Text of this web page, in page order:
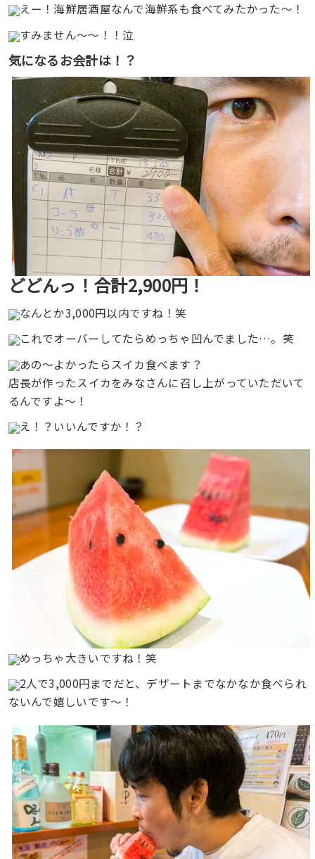
えー！海鮮居酒屋なんで海鮮系も食べてみたかった〜！
すみません〜〜！！泣
気になるお会計は！？
どどんっ！合計2,900円！
なんとか3,000円以内ですね！笑
これでオーバーしてたらめっちゃ凹んでました…。笑
あの〜よかったらスイカ食べます？
店長が作ったスイカをみなさんに召し上がっていただいて
るんですよ〜！
え！？いいんですか！？
めっちゃ大きいですね！笑
2人で3,000円までだと、デザートまでなかなか食べられ
ないんで嬉しいです〜！